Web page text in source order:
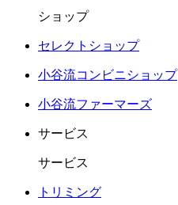
ショップ
セレクトショップ
小谷流コンビニショップ
小谷流ファーマーズ
サービス
サービス
トリミング